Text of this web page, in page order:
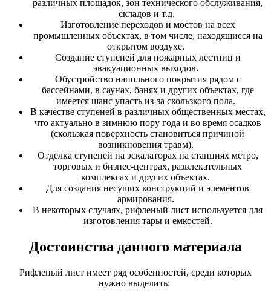
различных площадок, зон технического обслуживания,
складов и т.д.
Изготовление переходов и мостов на всех
промышленных объектах, в том числе, находящиеся на
открытом воздухе.
Создание ступеней для пожарных лестниц и
эвакуационных выходов.
Обустройство напольного покрытия рядом с
бассейнами, в саунах, банях и других объектах, где
имеется шанс упасть из-за скользкого пола.
В качестве ступеней в различных общественных местах,
что актуально в зимнюю пору года и во время осадков
(скользкая поверхность становиться причиной
возникновения травм).
Отделка ступеней на эскалаторах на станциях метро,
торговых и бизнес-центрах, развлекательных
комплексах и других объектах.
Для создания несущих конструкций и элементов
армирования.
В некоторых случаях, рифленый лист используется для
изготовления тары и емкостей.
Достоинства данного материала
Рифленый лист имеет ряд особенностей, среди которых
нужно выделить: